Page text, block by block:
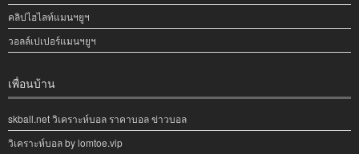
คลิปไฮไลท์แมนฯยูฯ
วอลล์เปเปอร์แมนฯยูฯ
เพื่อนบ้าน
skball.net วิเคราะห์บอล ราคาบอล ข่าวบอล
วิเคราะห์บอล by lomtoe.vip